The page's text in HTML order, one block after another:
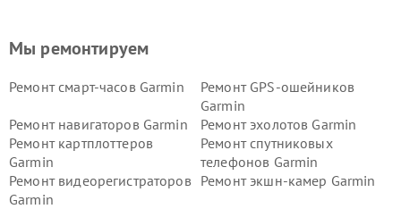
Мы ремонтируем
Ремонт смарт-часов Garmin
Ремонт GPS-ошейников
Garmin
Ремонт навигаторов Garmin
Ремонт эхолотов Garmin
Ремонт картплоттеров
Garmin
Ремонт спутниковых
телефонов Garmin
Ремонт видеорегистраторов
Garmin
Ремонт экшн-камер Garmin